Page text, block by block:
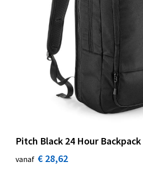
Pitch Black 24 Hour Backpack
vanaf € 28,62